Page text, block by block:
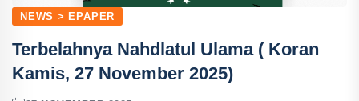
NEWS > EPAPER
Terbelahnya Nahdlatul Ulama ( Koran
Kamis, 27 November 2025)